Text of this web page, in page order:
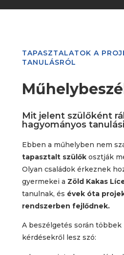
TAPASZTALATOK A
TANULÁSRÓL
Mit jelent szülőként
hagyományos
Ebben a műhelyben nem
tapasztalt szülőkosztják
Olyan családok érkeznek
gyermekei a Zöld Kakas
tanulnak, és évek óta
rendszerben fejlődnek.
A beszélgetés során
kérdésekről lesz szó: